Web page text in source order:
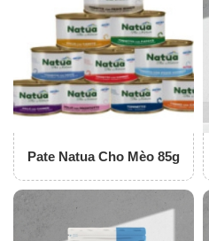
Pate Natua Cho Mèo 85g